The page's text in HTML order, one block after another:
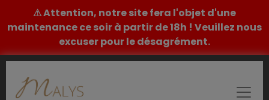
⚠ Attention, notre site fera l'objet d'une
maintenance ce soir à partir de 18h ! Veuillez nous
excuser pour le désagrément.